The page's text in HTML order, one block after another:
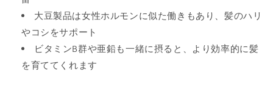
大豆製品は女性ホルモンに似た働きもあり、髪のハリ
やコシをサポート
ビタミンB群や亜鉛も一緒に摂ると、より効率的に髪
を育ててくれます